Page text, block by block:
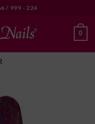
/ 999 - 224
0